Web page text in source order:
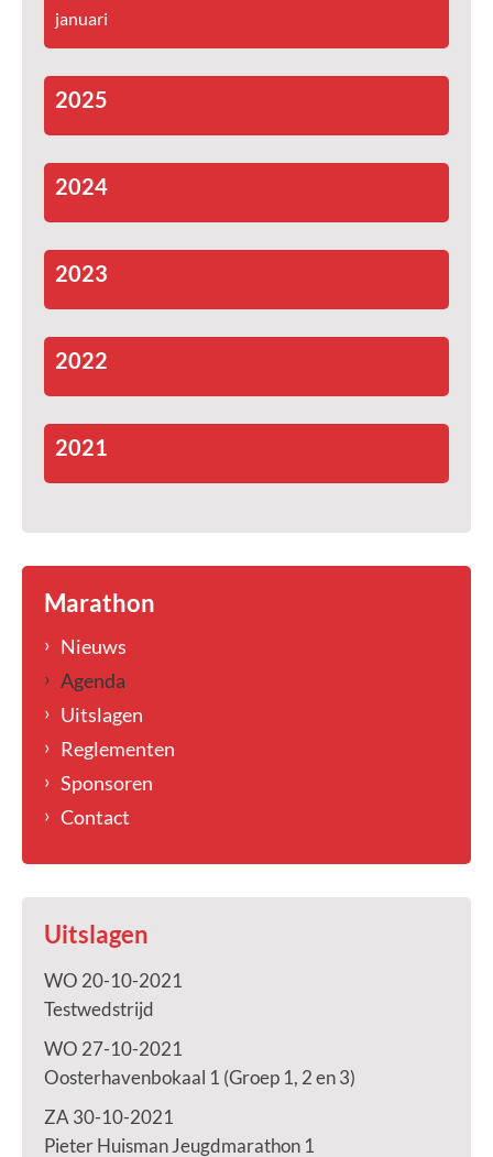
januari
2025
2024
2023
2022
2021
Marathon
Nieuws
Agenda
Uitslagen
Reglementen
Sponsoren
Contact
Uitslagen
WO 20-10-2021
Testwedstrijd
WO 27-10-2021
Oosterhavenbokaal 1 (Groep 1, 2 en 3)
ZA 30-10-2021
Pieter Huisman Jeugdmarathon 1